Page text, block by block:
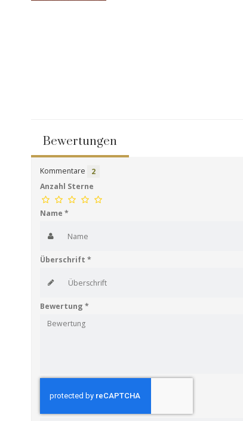
Bewertungen
Kommentare
2
Anzahl Sterne
Name *
Überschrift *
Bewertung *